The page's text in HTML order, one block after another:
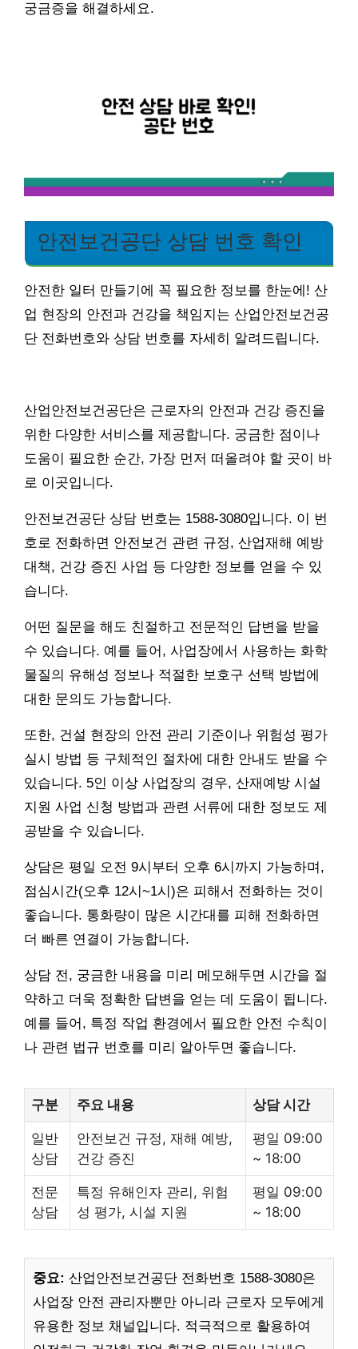
궁금증을 해결하세요.
안전보건공단 상담 번호 확인
안전한 일터 만들기에 꼭 필요한 정보를 한눈에! 산
업 현장의 안전과 건강을 책임지는 산업안전보건공
단 전화번호와 상담 번호를 자세히 알려드립니다.
산업안전보건공단은 근로자의 안전과 건강 증진을
위한 다양한 서비스를 제공합니다. 궁금한 점이나
도움이 필요한 순간, 가장 먼저 떠올려야 할 곳이 바
로 이곳입니다.
안전보건공단 상담 번호는 1588-3080입니다. 이 번
호로 전화하면 안전보건 관련 규정, 산업재해 예방
대책, 건강 증진 사업 등 다양한 정보를 얻을 수 있
습니다.
어떤 질문을 해도 친절하고 전문적인 답변을 받을
수 있습니다. 예를 들어, 사업장에서 사용하는 화학
물질의 유해성 정보나 적절한 보호구 선택 방법에
대한 문의도 가능합니다.
또한, 건설 현장의 안전 관리 기준이나 위험성 평가
실시 방법 등 구체적인 절차에 대한 안내도 받을 수
있습니다. 5인 이상 사업장의 경우, 산재예방 시설
지원 사업 신청 방법과 관련 서류에 대한 정보도 제
공받을 수 있습니다.
상담은 평일 오전 9시부터 오후 6시까지 가능하며,
점심시간(오후 12시~1시)은 피해서 전화하는 것이
좋습니다. 통화량이 많은 시간대를 피해 전화하면
더 빠른 연결이 가능합니다.
상담 전, 궁금한 내용을 미리 메모해두면 시간을 절
약하고 더욱 정확한 답변을 얻는 데 도움이 됩니다.
예를 들어, 특정 작업 환경에서 필요한 안전 수칙이
나 관련 법규 번호를 미리 알아두면 좋습니다.
구분 주요 내용 상담 시간
일반
상담
안전보건 규정, 재해 예방,
건강 증진
평일 09:00
~ 18:00
전문
상담
특정 유해인자 관리, 위험
성 평가, 시설 지원
평일 09:00
~ 18:00
중요: 산업안전보건공단 전화번호 1588-3080은
사업장 안전 관리자뿐만 아니라 근로자 모두에게
유용한 정보 채널입니다. 적극적으로 활용하여